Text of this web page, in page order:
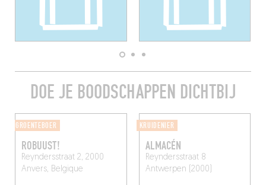
DOE JE BOODSCHAPPEN DICHTBIJ
GROENTEBOER
ROBUUST!
Reyndersstraat 2, 2000
Anvers, Belgique
KRUIDENIER
ALMACÉN
Reyndersstraat 8
Antwerpen (2000)